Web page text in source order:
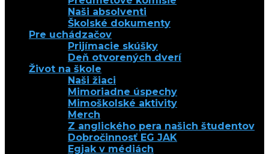
Naši absolventi
Školské dokumenty
Pre uchádzačov
Prijímacie skúšky
Deň otvorených dverí
Život na škole
Naši žiaci
Mimoriadne úspechy
Mimoškolské aktivity
Merch
Z anglického pera našich študentov
Dobročinnosť EG JAK
Egjak v médiách